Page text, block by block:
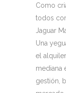
Como
todos
Jaguar
Una
el
mediana
gestión,